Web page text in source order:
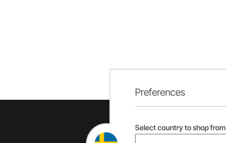
Preferences
Select country to shop from